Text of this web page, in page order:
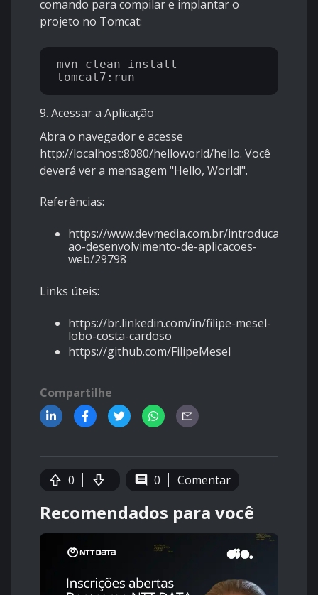
comando para compilar e implantar o
projeto no Tomcat:
mvn clean install
9. Acessar a Aplicação
Abra o navegador e acesse
http://localhost:8080/helloworld/hello. Você
deverá ver a mensagem "Hello, World!".
Referências:
https://www.devmedia.com.br/introducao-
ao-desenvolvimento-de-aplicacoes-
web/29798
Links úteis:
https://br.linkedin.com/in/filipe-mesel-
lobo-costa-cardoso
https://github.com/FilipeMesel
Compartilhe
0 0 Comentar
Recomendados para você